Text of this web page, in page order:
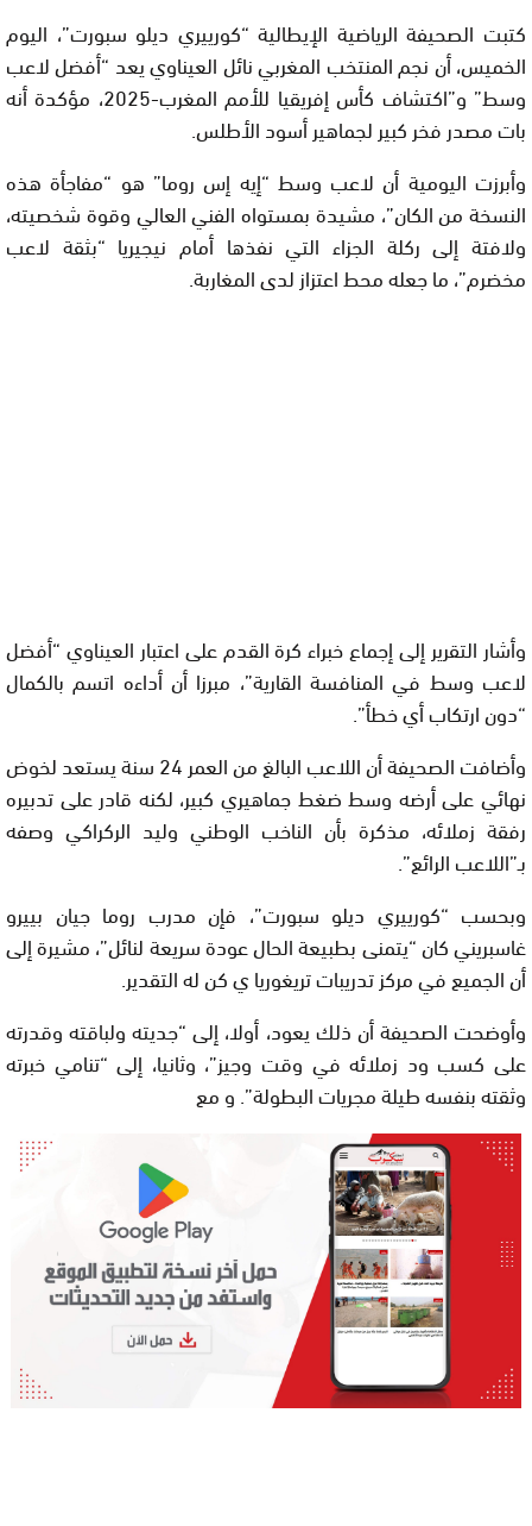
كتبت الصحيفة الرياضية الإيطالية “كورييري ديلو سبورت”، اليوم
الخميس، أن نجم المنتخب المغربي نائل العيناوي يعد “أفضل لاعب
وسط” و”اكتشاف كأس إفريقيا للأمم المغرب-2025، مؤكدة أنه
بات مصدر فخر كبير لجماهير أسود الأطلس.
وأبرزت اليومية أن لاعب وسط “إيه إس روما” هو “مفاجأة هذه
النسخة من الكان”، مشيدة بمستواه الفني العالي وقوة شخصيته،
ولافتة إلى ركلة الجزاء التي نفذها أمام نيجيريا “بثقة لاعب
مخضرم”، ما جعله محط اعتزاز لدى المغاربة.
وأشار التقرير إلى إجماع خبراء كرة القدم على اعتبار العيناوي “أفضل
لاعب وسط في المنافسة القارية”، مبرزا أن أداءه اتسم بالكمال
“دون ارتكاب أي خطأ”.
وأضافت الصحيفة أن اللاعب البالغ من العمر 24 سنة يستعد لخوض
نهائي على أرضه وسط ضغط جماهيري كبير، لكنه قادر على تدبيره
رفقة زملائه، مذكرة بأن الناخب الوطني وليد الركراكي وصفه
بـ”اللاعب الرائع”.
وبحسب “كورييري ديلو سبورت”، فإن مدرب روما جيان بييرو
غاسبريني كان “يتمنى بطبيعة الحال عودة سريعة لنائل”، مشيرة إلى
أن الجميع في مركز تدريبات تريغوريا ي كن له التقدير.
وأوضحت الصحيفة أن ذلك يعود، أولا، إلى “جديته ولباقته وقدرته
على كسب ود زملائه في وقت وجيز”، وثانيا، إلى “تنامي خبرته
وثقته بنفسه طيلة مجريات البطولة”. و مع